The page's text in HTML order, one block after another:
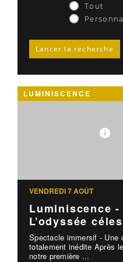
Tout
LUMINISCENCE
VENDREDI 7 AOÛT
Luminiscence -
L’odyssée
Spectacle immersif - Une
totalement inédite Après
notre première ...